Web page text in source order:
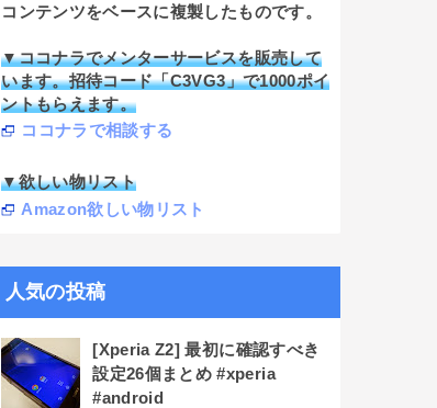
コンテンツをベースに複製したものです。
▼ココナラでメンターサービスを販売して
います。招待コード「C3VG3」で1000ポイ
ントもらえます。
ココナラで相談する
▼欲しい物リスト
Amazon欲しい物リスト
人気の投稿
[Xperia Z2] 最初に確認すべき
設定26個まとめ #xperia
#android